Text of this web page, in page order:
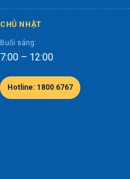
CHỦ NHẬT
Buổi sáng:
7:00 – 12:00
Hotline: 1800 6767